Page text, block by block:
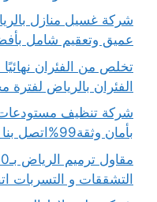
عميق وتعقيم شامل
الفئران بالرياض لفترة
شركة تنظيف
بأمان وثقة99%اتصل بنا واحصل على 33%خصم فوري
التشققات و التسربات